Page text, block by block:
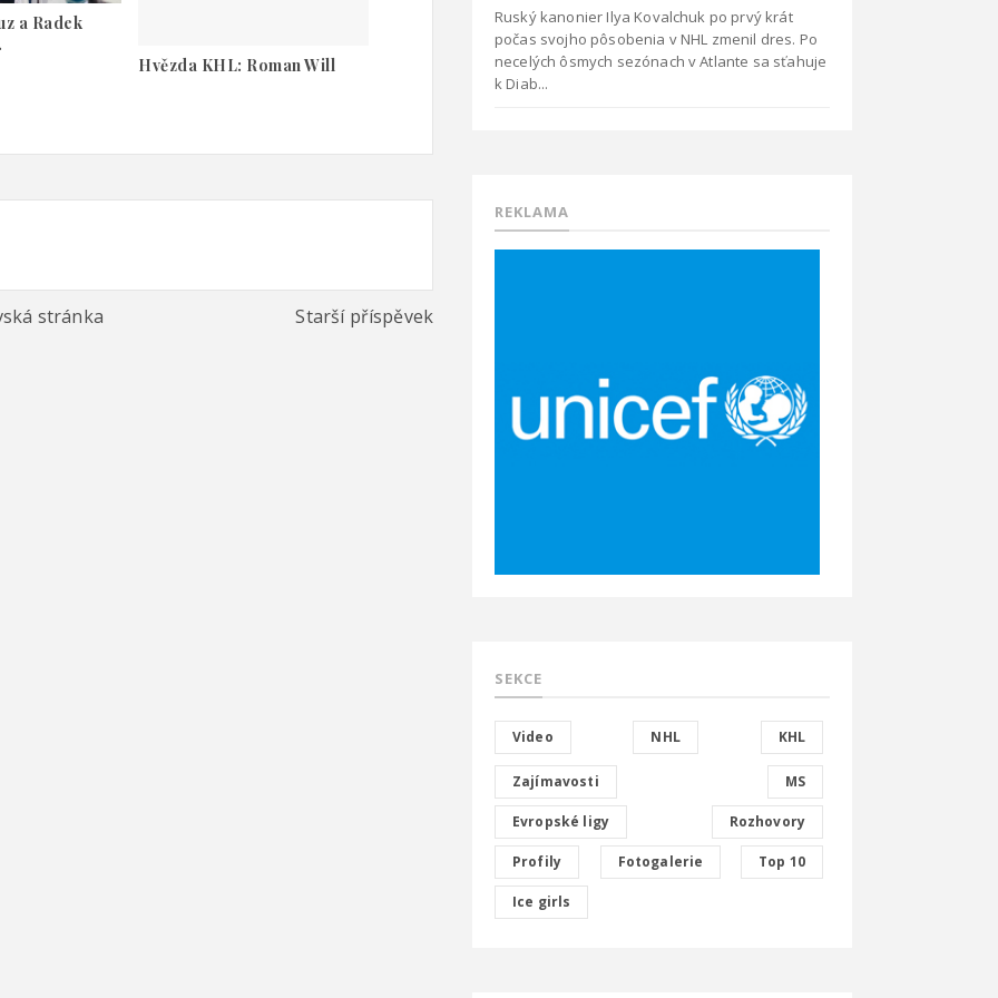
a Radek
Hvězda KHL: Roman Will
stránka Starší příspěvek
Ruský kanonier Ilya Kovalchuk po prvý krát
počas svojho pôsobenia v NHL zmenil dres. Po
necelých ôsmych sezónach v Atlante sa sťahuje
k Diab...
REKLAMA
SEKCE
Video NHL KHL
Zajímavosti MS
Evropské ligy Rozhovory
Profily Fotogalerie Top 10
Ice girls